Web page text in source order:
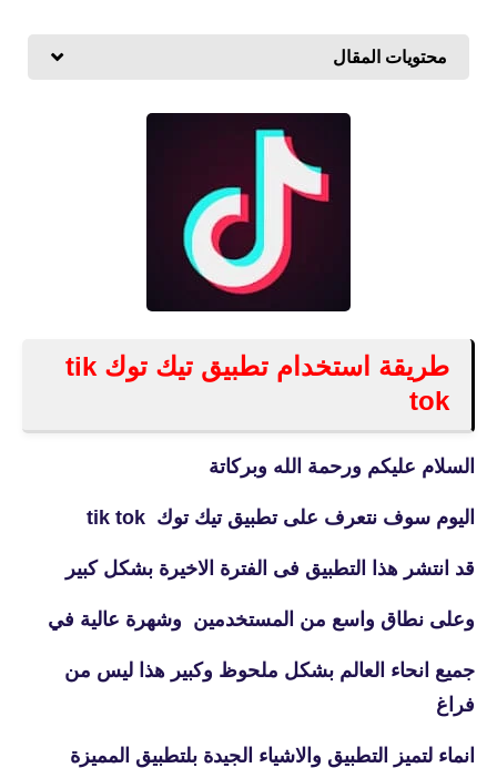
محتويات المقال
طريقة استخدام تطبيق تيك توك tik
tok
السلام عليكم ورحمة الله وبركاتة
اليوم سوف نتعرف على تطبيق تيك توك tik tok
قد انتشر هذا التطبيق فى الفترة الاخيرة بشكل كبير
وعلى نطاق واسع من المستخدمين وشهرة عالية في
جميع انحاء العالم بشكل ملحوظ وكبير هذا ليس من
فراغ
انماء لتميز التطبيق والاشياء الجيدة بلتطبيق المميزة